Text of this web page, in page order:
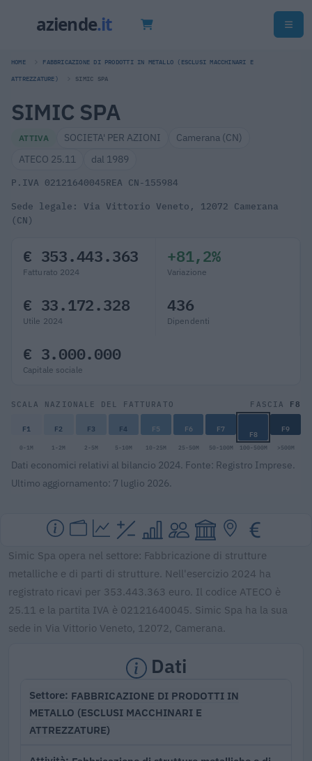
HOME FABBRICAZIONE DI PRODOTTI IN METALLO (ESCLUSI MACCHINARI E
ATTREZZATURE) SIMIC SPA
SIMIC SPA
ATTIVA SOCIETA' PER AZIONI
Camerana (CN)
ATECO 25.11
dal 1989
P.IVA 02121640045REA CN-155984
Sede legale: Via Vittorio Veneto, 12072 Camerana
(CN)
€ 353.443.363
Fatturato 2024
+81,2%
Variazione
€ 33.172.328
Utile 2024
436
Dipendenti
€ 3.000.000
Capitale sociale
SCALA NAZIONALE DEL FATTURATO FASCIA F8
F1 F2 F3 F4 F5 F6 F7 F8 F9
0-1M 1-2M 2-5M 5-10M 10-25M 25-50M 50-100M 100-500M >500M
Dati economici relativi al bilancio 2024. Fonte: Registro Imprese.
Ultimo aggiornamento: 7 luglio 2026.
Simic Spa opera nel settore: Fabbricazione di strutture
metalliche e di parti di strutture. Nell'esercizio 2024 ha
registrato ricavi per 353.443.363 euro. Il codice ATECO è
25.11 e la partita IVA è 02121640045. Simic Spa ha la sua
sede in Via Vittorio Veneto, 12072, Camerana.
Dati
Settore FABBRICAZIONE DI PRODOTTI IN
METALLO (ESCLUSI MACCHINARI E
ATTREZZATURE)